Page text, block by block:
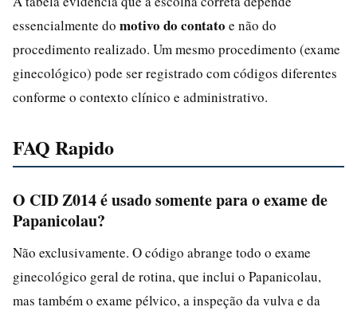
essencialmente do motivo do contato e não do
procedimento realizado. Um mesmo procedimento (exame
ginecológico) pode ser registrado com códigos diferentes
conforme o contexto clínico e administrativo.
FAQ Rapido
O CID Z014 é usado somente para o exame de
Papanicolau?
Não exclusivamente. O código abrange todo o exame
ginecológico geral de rotina, que inclui o Papanicolau,
mas também o exame pélvico, a inspeção da vulva e da